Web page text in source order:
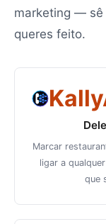
marketing — sê
queres feito.
Marcar
ligar a
que